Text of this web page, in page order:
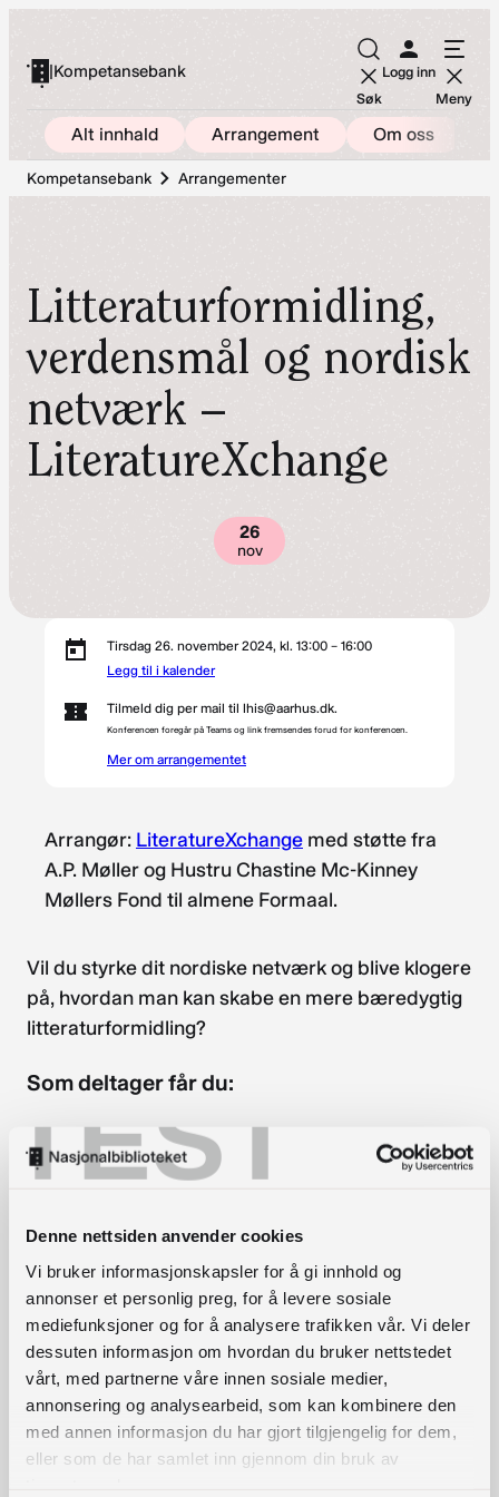
TEST
Denne nettsiden anvender cookies
Vi bruker informasjonskapsler for å gi innhold og
annonser et personlig preg, for å levere sosiale
mediefunksjoner og for å analysere trafikken vår. Vi deler
dessuten informasjon om hvordan du bruker nettstedet
vårt, med partnerne våre innen sosiale medier,
annonsering og analysearbeid, som kan kombinere den
med annen informasjon du har gjort tilgjengelig for dem,
eller som de har samlet inn gjennom din bruk av
innhold
|Kompetansebank
Søk
Logg inn
Meny
Alt innhald Arrangement Om oss
Kompetansebank Arrangementer
Litteraturformidling,
verdensmål og nordisk
netværk –
LiteratureXchange
26
nov
Tirsdag 26. november 2024, kl. 13:00 – 16:00
Legg til i kalender
Tilmeld dig per mail til lhis@aarhus.dk.
Konferencen foregår på Teams og link fremsendes forud for konferencen.
Mer om arrangementet
Arrangør: LiteratureXchange med støtte fra
A.P. Møller og Hustru Chastine Mc-Kinney
Møllers Fond til almene Formaal.
Vil du styrke dit nordiske netværk og blive klogere
på, hvordan man kan skabe en mere bæredygtig
litteraturformidling?
Som deltager får du:
En forfatters, en forskers og en formidlers
perspektiv på samtidens nordiske litteratur
udfordringer
Indblik i andre aktørers arbejde i krydsfeltet
mellem litteraturformidling og FN’s
verdensmål
Mulighed for at dele egne erfaringer og
drøfte nye ideer